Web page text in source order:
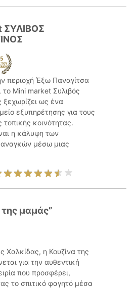
ΣΥΛΙΒΟΣ
περιοχή Έξω Παναγίτσα
το Mini market Συλιβός
ξεχωρίζει ως ένα
εξυπηρέτησης για τους
τοπικής κοινότητας.
η κάλυψη των
μέσω μιας
μαμάς”
Χαλκίδας, η Κουζίνα της
για την αυθεντική
που προσφέρει,
το σπιτικό φαγητό μέσα